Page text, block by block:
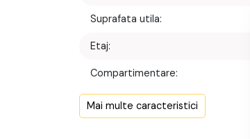
Suprafata utila:
Etaj:
Compartimentare:
Confort:
Mai multe caracteristici